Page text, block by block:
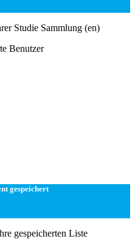
Studie Sammlung (en)
Benutzer
gespeichert
gespeicherten Liste